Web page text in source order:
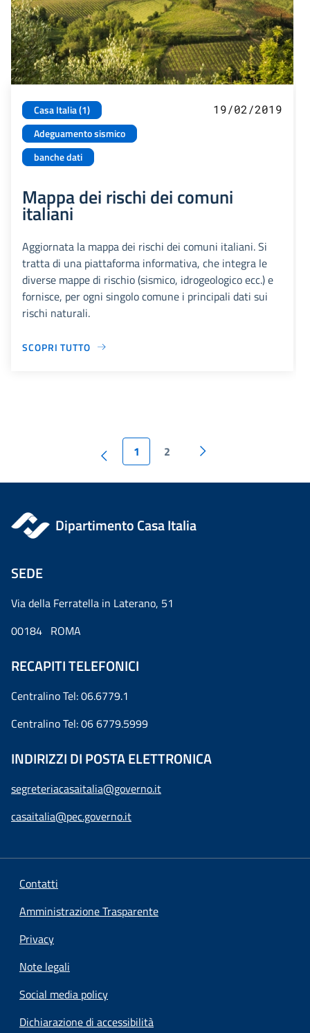
Casa Italia (1)
Adeguamento sismico
banche dati
19/02/2019
Mappa dei rischi dei comuni
italiani
Aggiornata la mappa dei rischi dei comuni italiani. Si
tratta di una piattaforma informativa, che integra le
diverse mappe di rischio (sismico, idrogeologico ecc.) e
fornisce, per ogni singolo comune i principali dati sui
rischi naturali.
SCOPRI TUTTO
1 2
Dipartimento Casa Italia
SEDE
Via della Ferratella in Laterano, 51
00184 ROMA
RECAPITI TELEFONICI
Centralino Tel: 06.6779.1
Centralino Tel: 06 6779.5999
INDIRIZZI DI POSTA ELETTRONICA
segreteriacasaitalia@governo.it
casaitalia@pec.governo.it
Contatti
Amministrazione Trasparente
Privacy
Note legali
Social media policy
Dichiarazione di accessibilità